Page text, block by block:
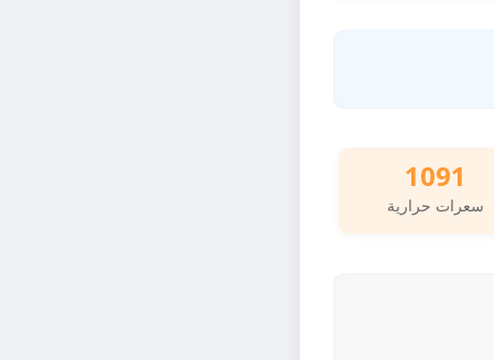
1091
سعرات حرارية